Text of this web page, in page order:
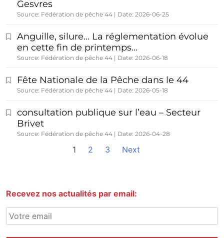
Gesvres
Source: Fédération de pêche 44 Date: 2026-06-25
Anguille, silure… La réglementation évolue
en cette fin de printemps…
Source: Fédération de pêche 44 Date: 2026-06-18
Fête Nationale de la Pêche dans le 44
Source: Fédération de pêche 44 Date: 2026-05-18
consultation publique sur l’eau – Secteur
Brivet
Source: Fédération de pêche 44 Date: 2026-04-28
1 2 3 Next
Recevez nos actualités par email: